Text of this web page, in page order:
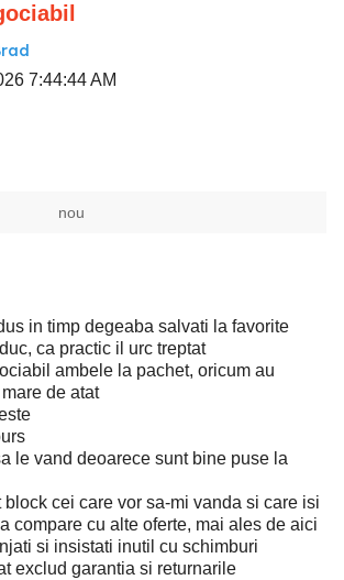
7:44:44 AM
nou
in timp degeaba salvati la favorite
ca practic il urc treptat
ambele la pachet, oricum au
de atat
le vand deoarece sunt bine puse la
block cei care vor sa-mi vanda si care isi
compare cu alte oferte, mai ales de aici
si insistati inutil cu schimburi
exclud garantia si returnarile